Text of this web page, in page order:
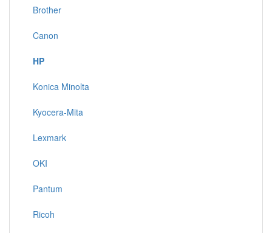
Brother
Canon
HP
Konica Minolta
Kyocera-Mita
Lexmark
OKI
Pantum
Ricoh